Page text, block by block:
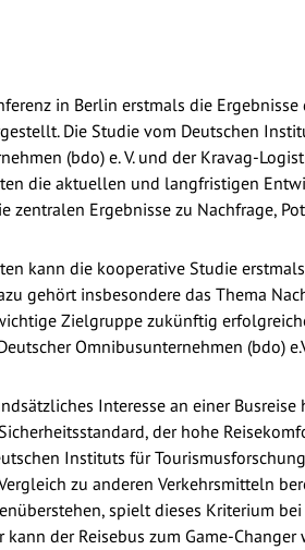
in Berlin erstmals die
Die Studie vom Deutschen
(bdo) e. V. und der Kravag-
die aktuellen und langfristigen
zentralen Ergebnisse zu Nachfrage,
kann die kooperative Studie
gehört insbesondere das Thema
Zielgruppe zukünftig
Omnibusunternehmen (bdo)
Interesse an einer
der hohe
Instituts für
zu anderen Verkehrsmitteln
spielt dieses Kriterium
kann der Reisebus zum Game-